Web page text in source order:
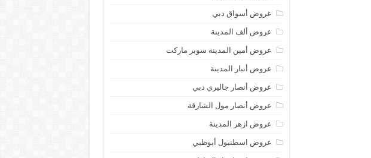
عروض أسواق دبي
عروض ألف المدينة
عروض أمين المدينة سوبر ماركت
عروض أنبار المدينة
عروض أنصار جاليري دبي
عروض أنصار مول الشارقة
عروض ازهر المدينة
عروض اسطنبول أبوظبي